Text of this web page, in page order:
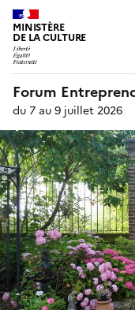
MINISTÈRE
DE LA CULTURE
Forum
du 7 au 9 juillet 2026